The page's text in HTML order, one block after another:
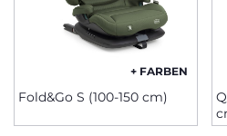
+ FARBEN
Fold&Go S (100-150 cm)